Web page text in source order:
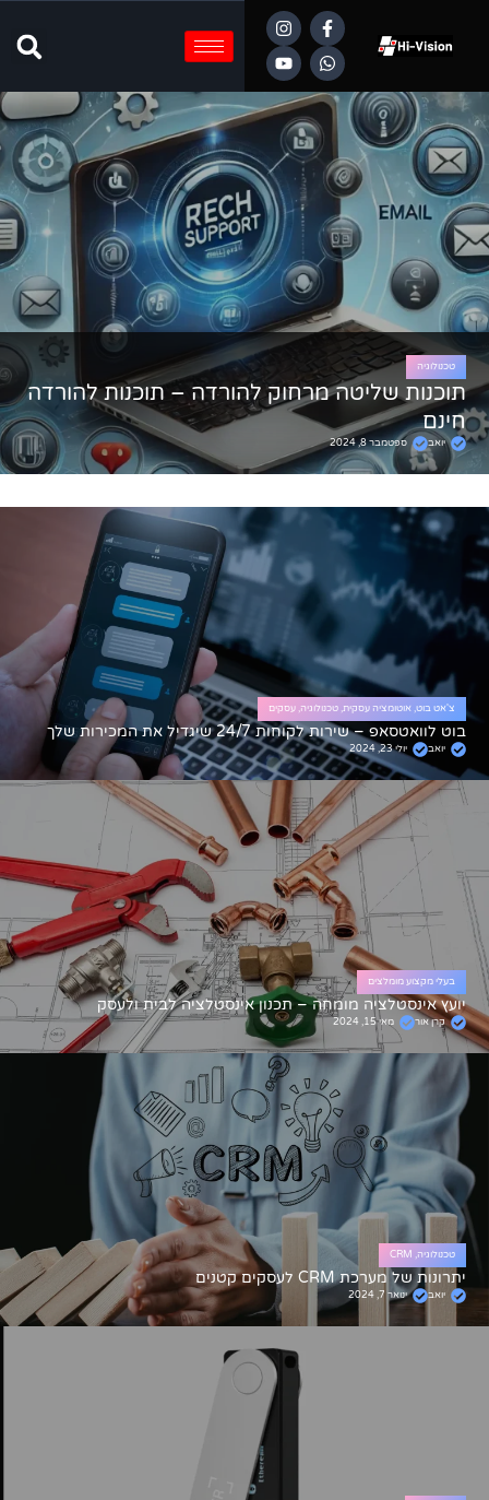
טכנולוגיה
תוכנות שליטה מרחוק להורדה – תוכנות להורדה
חינם
יואב ספטמבר 8, 2024
צ'אט בוט, אוטומציה עסקית, טכנולוגיה, עסקים
בוט לוואטסאפ – שירות לקוחות 24/7 שיגדיל את המכירות שלך
יואב יולי 23, 2024
בעלי מקצוע מומלצים
יועץ אינסטלציה מומחה – תכנון אינסטלציה לבית ולעסק
קרן אור מאי 15, 2024
טכנולוגיה,
CRM
יתרונות של מערכת CRM לעסקים קטנים
יואב ינואר 7, 2024